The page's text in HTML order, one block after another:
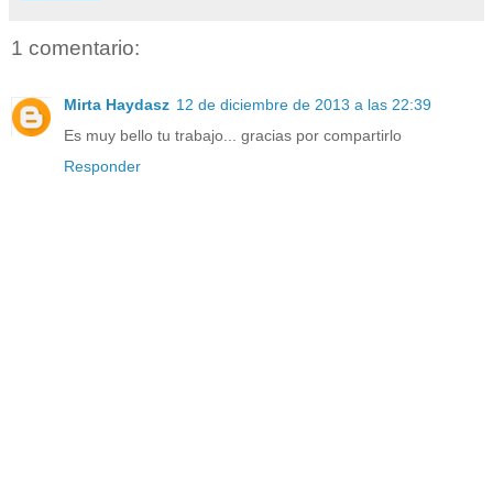
1 comentario:
Mirta Haydasz 12 de diciembre de 2013 a las 22:39
Es muy bello tu trabajo... gracias por compartirlo
Responder